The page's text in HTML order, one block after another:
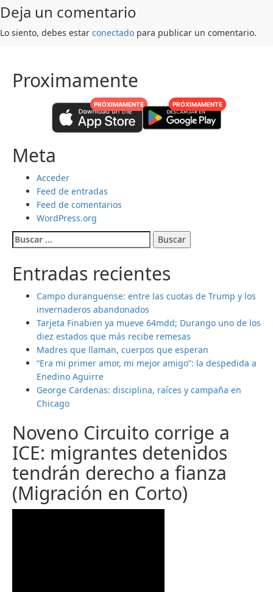
Deja un comentario
Lo siento, debes estar conectado para publicar un comentario.
Proximamente
PRÓXIMAMENTE PRÓXIMAMENTE
Meta
Acceder
Feed de entradas
Feed de comentarios
WordPress.org
Buscar:
Entradas recientes
Campo duranguense: entre las cuotas de Trump y los
invernaderos abandonados
Tarjeta Finabien ya mueve 64mdd; Durango uno de los
diez estados que más recibe remesas
Madres que llaman, cuerpos que esperan
“Era mi primer amor, mi mejor amigo”: la despedida a
Enedino Aguirre
George Cardenas: disciplina, raíces y campaña en
Chicago
Noveno Circuito corrige a
ICE: migrantes detenidos
tendrán derecho a fianza
(Migración en Corto)